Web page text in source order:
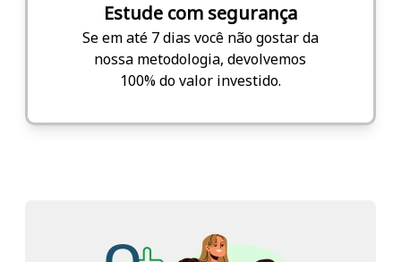
Estude com segurança
Se em até 7 dias você não gostar da
nossa metodologia, devolvemos
100% do valor investido.